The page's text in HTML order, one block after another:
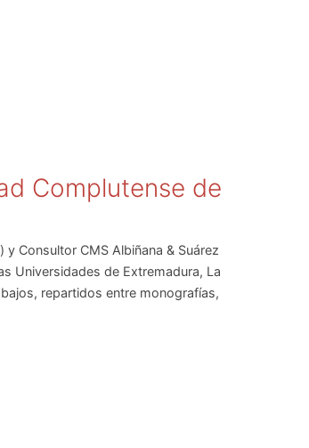
Complutense de
Consultor CMS Albiñana & Suárez
Universidades de Extremadura, La
repartidos entre monografías,